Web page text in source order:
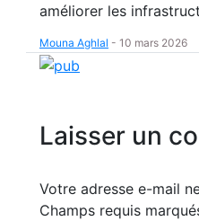
améliorer les
Mouna Aghlal - 10 mars 2026
Laisser un
Votre adresse e-mail
Champs requis